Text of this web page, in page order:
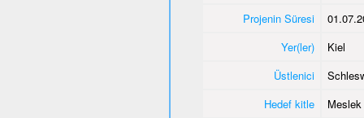
Projenin Süresi
Yer(ler)
Kiel
Üstlenici
Hedef kitle